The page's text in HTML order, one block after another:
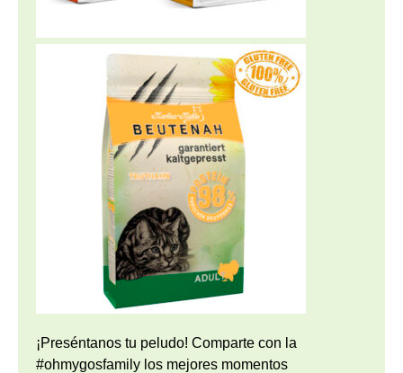
¡Preséntanos tu peludo! Comparte con la
#ohmygosfamily los mejores momentos